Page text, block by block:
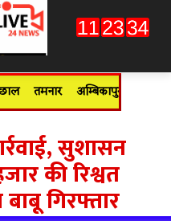
तमनार अम्बिकापुर
सुशासन
की रिश्वत
गिरफ्तार